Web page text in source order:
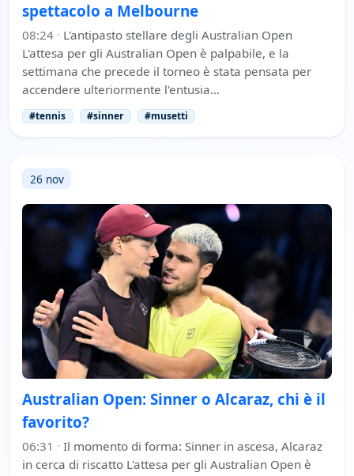
spettacolo a Melbourne
08:24 · L'antipasto stellare degli Australian Open
L'attesa per gli Australian Open è palpabile, e la
settimana che precede il torneo è stata pensata per
accendere ulteriormente l'entusia…
#tennis #sinner #musetti
26 nov
Australian Open: Sinner o Alcaraz, chi è il
favorito?
06:31 · Il momento di forma: Sinner in ascesa, Alcaraz
in cerca di riscatto L'attesa per gli Australian Open è